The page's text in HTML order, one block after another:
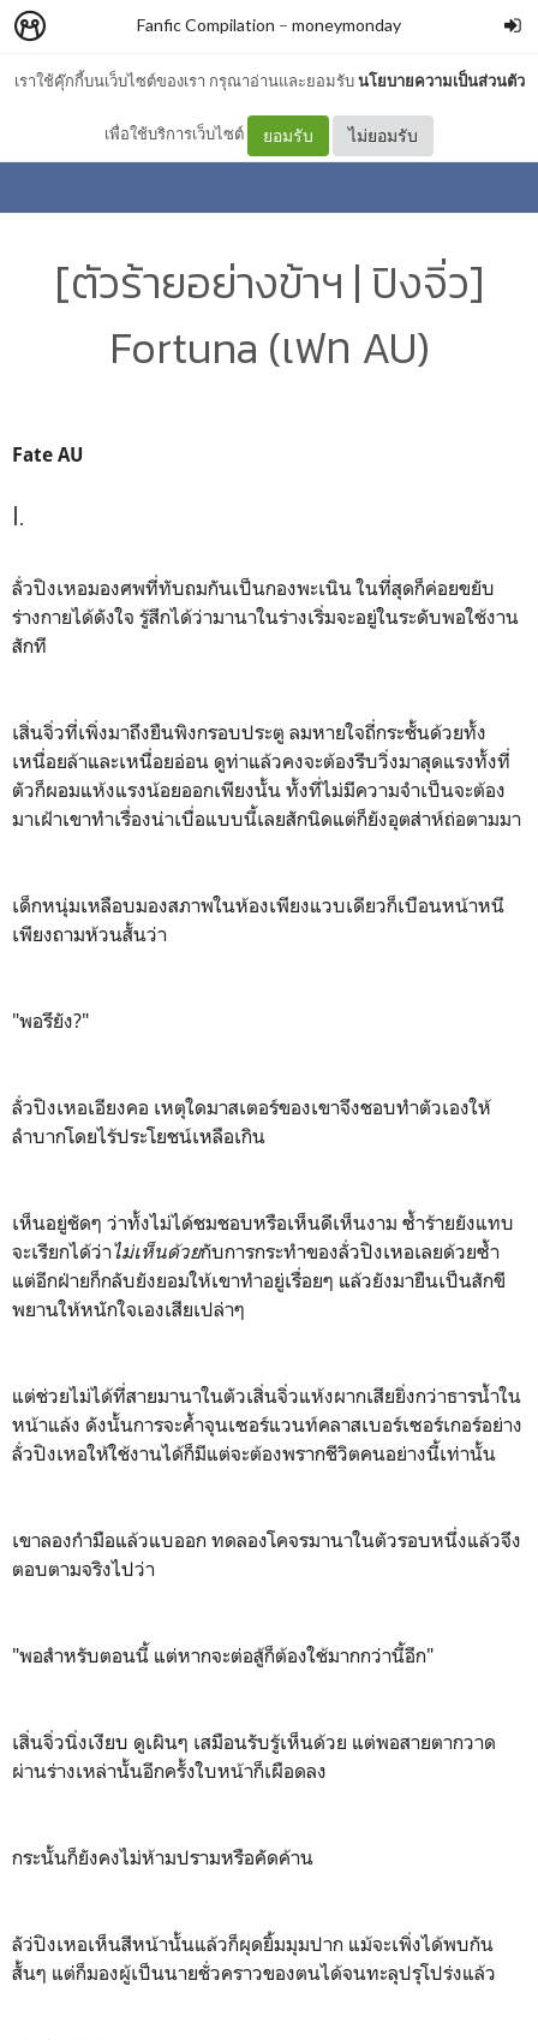
เราใช้คุ๊กกี้บนเว็บไซต์ของเรา กรุณาอ่านและยอมรับนโยบายความเป็นส่วนตัว
เพื่อใช้บริการเว็บไซต์ ยอมรับ ไม่ยอมรับ
Fanfic Compilation – moneymonday
[ตัวร้ายอย่างข้าฯ | ปิงจิ่ว]
Fortuna (เฟท AU)
Fate AU
I.
ลั่วปิงเหอมองศพที่ทับถมกันเป็นกองพะเนิน ในที่สุดก็ค่อยขยับ
ร่างกายได้ดังใจ รู้สึกได้ว่ามานาในร่างเริ่มจะอยู่ในระดับพอใช้งาน
สักที
เสิ่นจิ่วที่เพิ่งมาถึงยืนพิงกรอบประตู ลมหายใจถี่กระชั้นด้วยทั้ง
เหนื่อยล้าและเหนื่อยอ่อน ดูท่าแล้วคงจะต้องรีบวิ่งมาสุดแรงทั้งที่
ตัวก็ผอมแห้งแรงน้อยออกเพียงนั้น ทั้งที่ไม่มีความจำเป็นจะต้อง
มาเฝ้าเขาทำเรื่องน่าเบื่อแบบนี้เลยสักนิดแต่ก็ยังอุตส่าห์ถ่อตามมา
เด็กหนุ่มเหลือบมองสภาพในห้องเพียงแวบเดียวก็เบือนหน้าหนี
เพียงถามห้วนสั้นว่า
"พอรึยัง?"
ลั่วปิงเหอเอียงคอ เหตุใดมาสเตอร์ของเขาจึงชอบทำตัวเองให้
ลำบากโดยไร้ประโยชน์เหลือเกิน
เห็นอยู่ชัดๆ ว่าทั้งไม่ได้ชมชอบหรือเห็นดีเห็นงาม ซ้ำร้ายยังแทบ
จะเรียกได้ว่าไม่เห็นด้วยกับการกระทำของลั่วปิงเหอเลยด้วยซ้ำ
แต่อีกฝ่ายก็กลับยังยอมให้เขาทำอยู่เรื่อยๆ แล้วยังมายืนเป็นสักขี
พยานให้หนักใจเองเสียเปล่าๆ
แต่ช่วยไม่ได้ที่สายมานาในตัวเสิ่นจิ่วแห้งผากเสียยิ่งกว่าธารน้ำใน
หน้าแล้ง ดังนั้นการจะค้ำจุนเซอร์แวนท์คลาสเบอร์เซอร์เกอร์อย่าง
ลั่วปิงเหอให้ใช้งานได้ก็มีแต่จะต้องพรากชีวิตคนอย่างนี้เท่านั้น
เขาลองกำมือแล้วแบออก ทดลองโคจรมานาในตัวรอบหนึ่งแล้วจึง
ตอบตามจริงไปว่า
"พอสำหรับตอนนี้ แต่หากจะต่อสู้ก็ต้องใช้มากกว่านี้อีก"
เสิ่นจิ่วนิ่งเงียบ ดูเผินๆ เสมือนรับรู้เห็นด้วย แต่พอสายตากวาด
ผ่านร่างเหล่านั้นอีกครั้งใบหน้าก็เผือดลง
กระนั้นก็ยังคงไม่ห้ามปรามหรือคัดค้าน
ลัว่ปิงเหอเห็นสีหน้านั้นแล้วก็ผุดยิ้มมุมปาก แม้จะเพิ่งได้พบกัน
สั้นๆ แต่ก็มองผู้เป็นนายชั่วคราวของตนได้จนทะลุปรุโปร่งแล้ว